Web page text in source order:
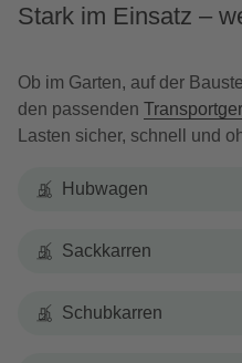
Stark im Einsatz –
Ob im Garten, auf der
den passenden
Lasten sicher, schnell und
Hubwagen
Sackkarren
Schubkarren